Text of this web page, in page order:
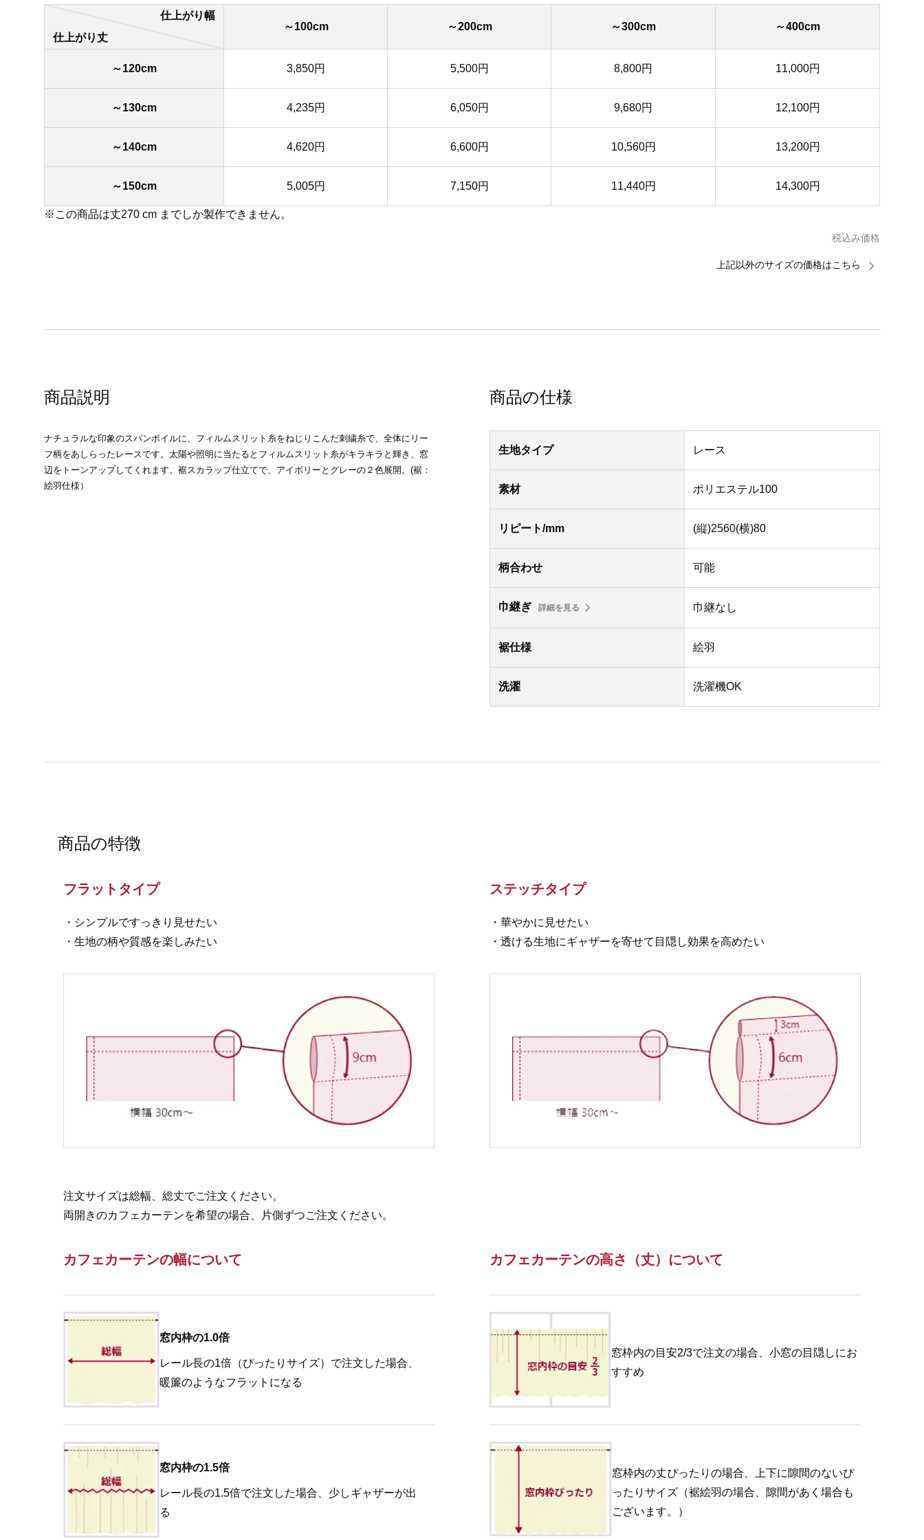
仕上がり幅
仕上がり丈
～100cm ～200cm ～300cm ～400cm
～120cm 3,850円 5,500円 8,800円 11,000円
～130cm 4,235円 6,050円 9,680円 12,100円
～140cm 4,620円 6,600円 10,560円 13,200円
～150cm 5,005円 7,150円 11,440円 14,300円
※この商品は丈270 cm までしか製作できません。
税込み価格
上記以外のサイズの価格はこちら
商品説明
ナチュラルな印象のスパンボイルに、フィルムスリット糸をねじりこんだ刺繍糸で、全体にリー
フ柄をあしらったレースです。太陽や照明に当たるとフィルムスリット糸がキラキラと輝き、窓
辺をトーンアップしてくれます。裾スカラップ仕立てで、アイボリーとグレーの２色展開。(裾：
絵羽仕様）
商品の仕様
生地タイプ レース
素材 ポリエステル100
リピート/mm (縦)2560(横)80
柄合わせ 可能
巾継ぎ 詳細を見る 巾継なし
裾仕様 絵羽
洗濯 洗濯機OK
商品の特徴
フラットタイプ
・シンプルですっきり見せたい
・生地の柄や質感を楽しみたい
ステッチタイプ
・華やかに見せたい
・透ける生地にギャザーを寄せて目隠し効果を高めたい
注文サイズは総幅、総丈でご注文ください。
両開きのカフェカーテンを希望の場合、片側ずつご注文ください。
カフェカーテンの幅について
窓内枠の1.0倍
レール長の1倍（ぴったりサイズ）で注文した場合、
暖簾のようなフラットになる
窓内枠の1.5倍
レール長の1.5倍で注文した場合、少しギャザーが出
る
カフェカーテンの高さ（丈）について
窓枠内の目安2/3で注文の場合、小窓の目隠しにお
すすめ
窓枠内の丈ぴったりの場合、上下に隙間のないぴ
ったりサイズ（裾絵羽の場合、隙間があく場合も
ございます。）